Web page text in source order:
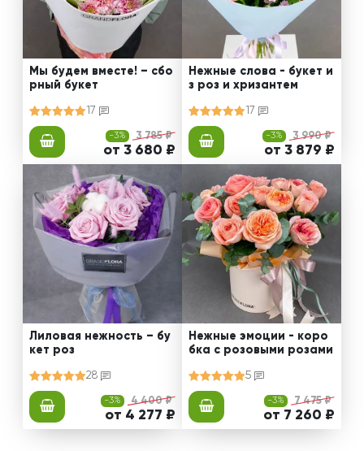
Мы будем вместе! – сбо
рный букет
17
-3% 3 785 ₽
от 3 680 ₽
Нежные слова - букет и
з роз и хризантем
17
-3% 3 990 ₽
от 3 879 ₽
Лиловая нежность – бу
кет роз
28
-3% 4 400 ₽
от 4 277 ₽
Нежные эмоции - коро
бка с розовыми розами
5
-3% 7 475 ₽
от 7 260 ₽